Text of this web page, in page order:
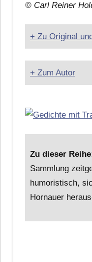
© Carl Reiner
+ Zu Original
+ Zum Autor
Zu dieser
Sammlung
humoristisch,
Hornauer